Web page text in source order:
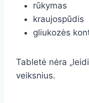
rūkymas
kraujospūdis
gliukozės
Tabletė nėra
veiksnius.